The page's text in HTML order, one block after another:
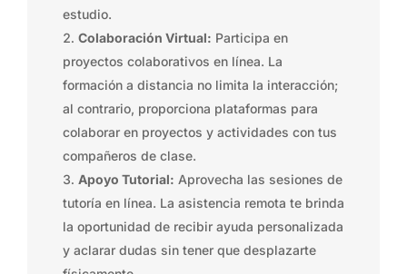
estudio.
Colaboración Virtual: Participa en
proyectos colaborativos en línea. La
formación a distancia no limita la interacción;
al contrario, proporciona plataformas para
colaborar en proyectos y actividades con tus
compañeros de clase.
Apoyo Tutorial: Aprovecha las sesiones de
tutoría en línea. La asistencia remota te brinda
la oportunidad de recibir ayuda personalizada
y aclarar dudas sin tener que desplazarte